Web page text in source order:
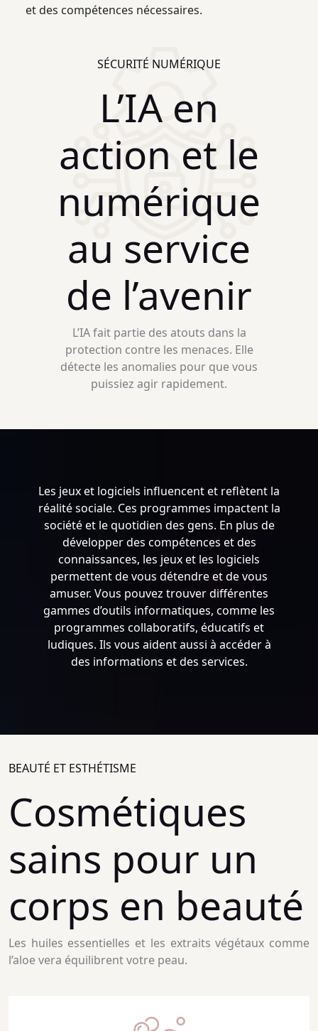
et des compétences nécessaires.
SÉCURITÉ NUMÉRIQUE
L’IA en
action et le
numérique
au service
de l’avenir
L’IA fait partie des atouts dans la
protection contre les menaces. Elle
détecte les anomalies pour que vous
puissiez agir rapidement.
Les jeux et logiciels influencent et reflètent la
réalité sociale. Ces programmes impactent la
société et le quotidien des gens. En plus de
développer des compétences et des
connaissances, les jeux et les logiciels
permettent de vous détendre et de vous
amuser. Vous pouvez trouver différentes
gammes d’outils informatiques, comme les
programmes collaboratifs, éducatifs et
ludiques. Ils vous aident aussi à accéder à
des informations et des services.
BEAUTÉ ET ESTHÉTISME
Cosmétiques
sains pour un
corps en beauté
Les huiles essentielles et les extraits végétaux comme
l’aloe vera équilibrent votre peau.